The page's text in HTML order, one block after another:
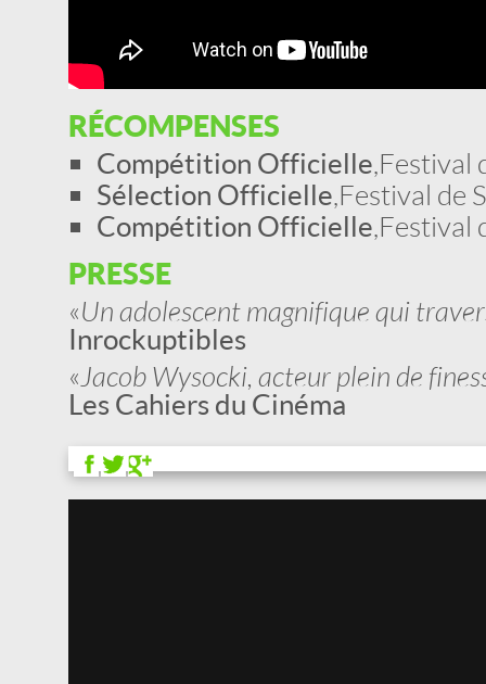
RÉCOMPENSES
Compétition Officielle,
Sélection Officielle, Festival de
Compétition Officielle,
PRESSE
«Un adolescent magnifique qui
Inrockuptibles
«Jacob Wysocki, acteur plein de
Les Cahiers du Cinéma